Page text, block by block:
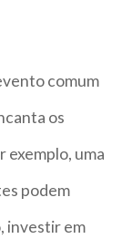
comum
os
exemplo, uma
podem
investir em